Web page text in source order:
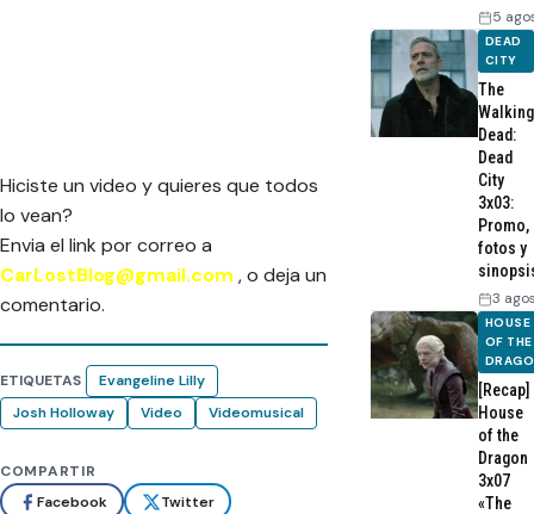
Hiciste un video y quieres que todos
lo vean?
Envia el link por correo a
CarLostBlog@gmail.com , o deja un
comentario.
ETIQUETAS
Evangeline Lilly
Josh Holloway
Video Videomusical
COMPARTIR
Facebook
Twitter
5
DEAD
CITY
The
Walking
Dead:
Dead
City
3x03:
Promo,
fotos y
3
HOUSE
OF THE
[Recap]
House
of the
Dragon
3x07
«The